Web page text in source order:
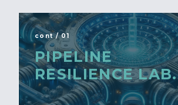
cont / 01
PIPELINE
RESILIENCE LAB.